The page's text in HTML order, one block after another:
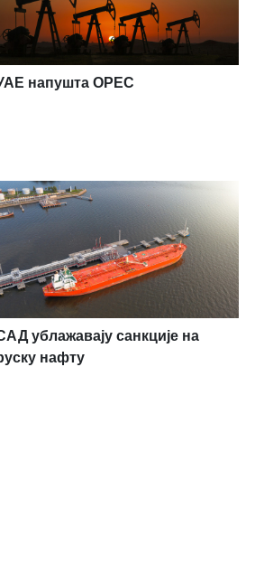
напушта OPEC
ублажавају санкције на
нафту